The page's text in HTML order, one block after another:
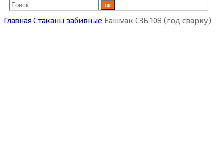
ок
Главная Стаканы забивные Башмак СЗБ 108 (под сварку)